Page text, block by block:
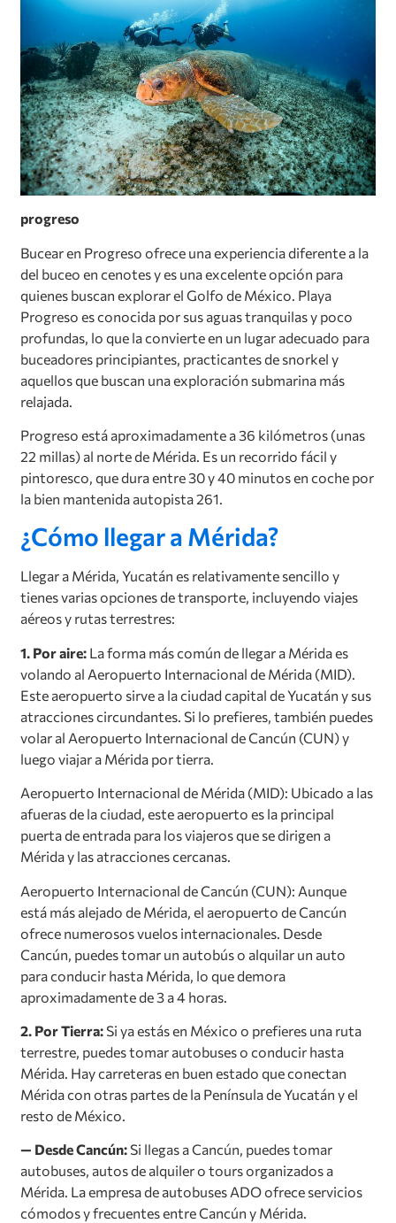
progreso
Bucear en Progreso ofrece una experiencia diferente a la
del buceo en cenotes y es una excelente opción para
quienes buscan explorar el Golfo de México. Playa
Progreso es conocida por sus aguas tranquilas y poco
profundas, lo que la convierte en un lugar adecuado para
buceadores principiantes, practicantes de snorkel y
aquellos que buscan una exploración submarina más
relajada.
Progreso está aproximadamente a 36 kilómetros (unas
22 millas) al norte de Mérida. Es un recorrido fácil y
pintoresco, que dura entre 30 y 40 minutos en coche por
la bien mantenida autopista 261.
¿Cómo llegar a Mérida?
Llegar a Mérida, Yucatán es relativamente sencillo y
tienes varias opciones de transporte, incluyendo viajes
aéreos y rutas terrestres:
1. Por aire: La forma más común de llegar a Mérida es
volando al Aeropuerto Internacional de Mérida (MID).
Este aeropuerto sirve a la ciudad capital de Yucatán y sus
atracciones circundantes. Si lo prefieres, también puedes
volar al Aeropuerto Internacional de Cancún (CUN) y
luego viajar a Mérida por tierra.
Aeropuerto Internacional de Mérida (MID): Ubicado a las
afueras de la ciudad, este aeropuerto es la principal
puerta de entrada para los viajeros que se dirigen a
Mérida y las atracciones cercanas.
Aeropuerto Internacional de Cancún (CUN): Aunque
está más alejado de Mérida, el aeropuerto de Cancún
ofrece numerosos vuelos internacionales. Desde
Cancún, puedes tomar un autobús o alquilar un auto
para conducir hasta Mérida, lo que demora
aproximadamente de 3 a 4 horas.
2. Por Tierra: Si ya estás en México o prefieres una ruta
terrestre, puedes tomar autobuses o conducir hasta
Mérida. Hay carreteras en buen estado que conectan
Mérida con otras partes de la Península de Yucatán y el
resto de México.
— Desde Cancún: Si llegas a Cancún, puedes tomar
autobuses, autos de alquiler o tours organizados a
Mérida. La empresa de autobuses ADO ofrece servicios
cómodos y frecuentes entre Cancún y Mérida.